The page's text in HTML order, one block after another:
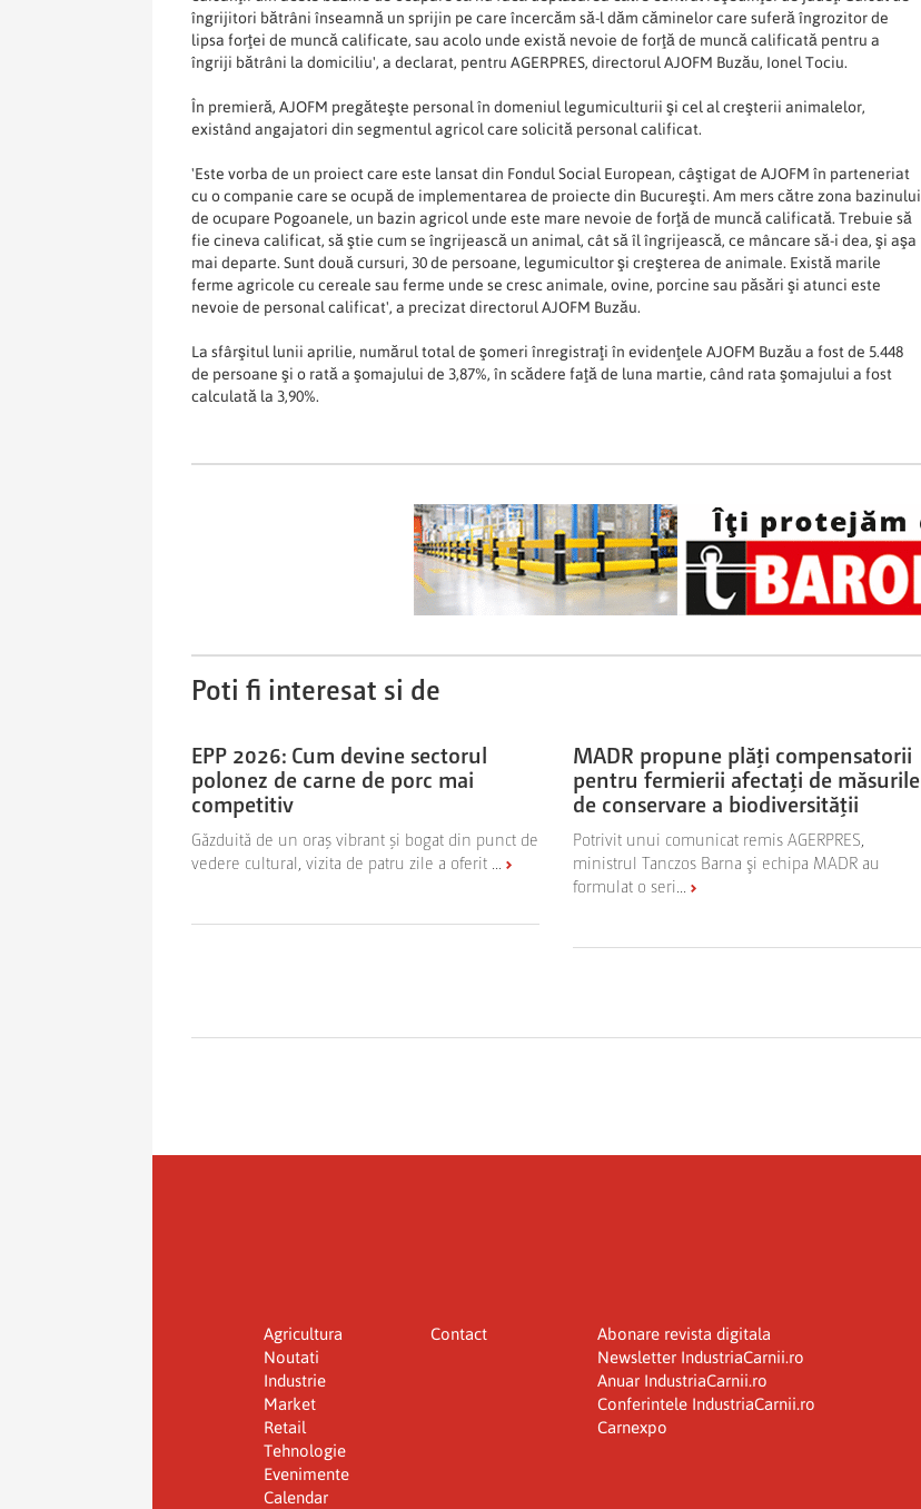
îngrijitori bătrâni înseamnă un sprijin pe care încercăm să-l dăm căminelor care suferă îngrozitor de
lipsa forţei de muncă calificate, sau acolo unde există nevoie de forţă de muncă calificată pentru a
îngriji bătrâni la domiciliu', a declarat, pentru AGERPRES, directorul AJOFM Buzău, Ionel Tociu.
În premieră, AJOFM pregăteşte personal în domeniul legumiculturii şi cel al creşterii animalelor,
existând angajatori din segmentul agricol care solicită personal calificat.
'Este vorba de un proiect care este lansat din Fondul Social European, câştigat de AJOFM în parteneriat
cu o companie care se ocupă de implementarea de proiecte din Bucureşti. Am mers către zona bazinului
de ocupare Pogoanele, un bazin agricol unde este mare nevoie de forţă de muncă calificată. Trebuie să
fie cineva calificat, să ştie cum se îngrijească un animal, cât să îl îngrijească, ce mâncare să-i dea, şi aşa
mai departe. Sunt două cursuri, 30 de persoane, legumicultor şi creşterea de animale. Există marile
ferme agricole cu cereale sau ferme unde se cresc animale, ovine, porcine sau păsări şi atunci este
nevoie de personal calificat', a precizat directorul AJOFM Buzău.
La sfârşitul lunii aprilie, numărul total de şomeri înregistraţi în evidenţele AJOFM Buzău a fost de 5.448
de persoane şi o rată a şomajului de 3,87%, în scădere faţă de luna martie, când rata şomajului a fost
calculată la 3,90%.
Poti fi interesat si de
EPP 2026: Cum devine sectorul
polonez de carne de porc mai
competitiv
Găzduită de un oraș vibrant și bogat din punct de
vedere cultural, vizita de patru zile a oferit ...
MADR propune plăţi compensatorii
pentru fermierii afectaţi de măsurile
de conservare a biodiversităţii
Potrivit unui comunicat remis AGERPRES,
ministrul Tanczos Barna şi echipa MADR au
formulat o seri...
Agricultura
Noutati
Industrie
Market
Retail
Tehnologie
Evenimente
Calendar
Contact
Abonare revista digitala
Newsletter IndustriaCarnii.ro
Anuar IndustriaCarnii.ro
Conferintele IndustriaCarnii.ro
Carnexpo